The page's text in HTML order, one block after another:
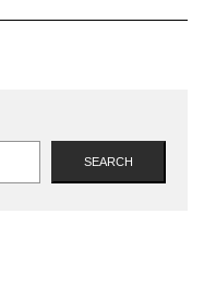
SEARCH